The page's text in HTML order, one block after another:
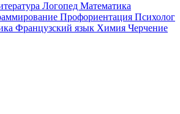
Логопед Математика
Профориентация Психолог
Французский язык Химия Черчение